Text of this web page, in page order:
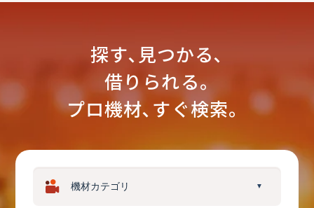
探す､見つかる､
借りられる｡
プロ機材､すぐ検索。
▼